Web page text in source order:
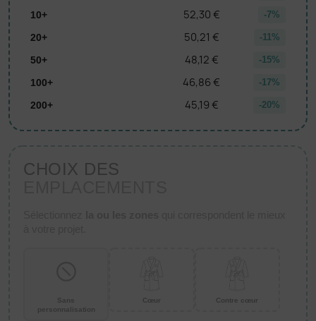
10+ 52,30 € -7%
20+ 50,21 € -11%
50+ 48,12 € -15%
100+ 46,86 € -17%
200+ 45,19 € -20%
CHOIX DES
Sans
personnalisation
Cœur Contre cœur